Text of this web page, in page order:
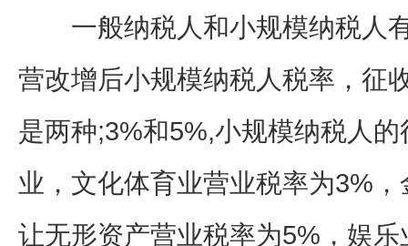
一般纳税人和小规模纳税人
营改增后小规模纳税人税率，征
是两种;3%和5%,小规模纳税人
业，文化体育业营业税率为3%
让无形资产营业税率为5%，娱